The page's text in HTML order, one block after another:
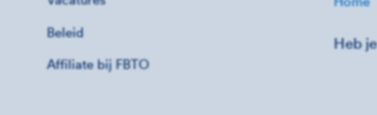
Beleid
Affiliate bij FBTO
Heb